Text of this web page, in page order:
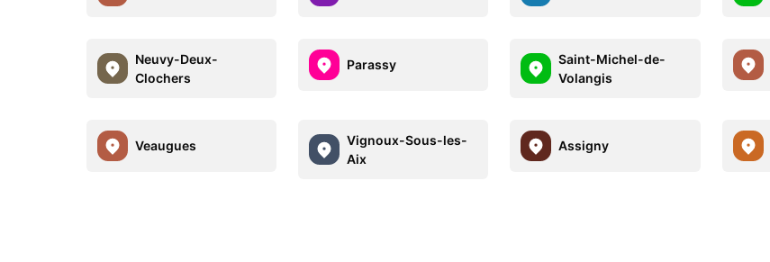
Neuvy-Deux-
Clochers
Parassy
Saint-Michel-de-
Volangis
Veaugues
Vignoux-Sous-les-
Aix
Assigny